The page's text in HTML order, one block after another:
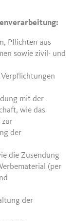
Pflichten aus
sowie zivil- und
mit der
wie das
zur
der
die Zusendung
(per
der